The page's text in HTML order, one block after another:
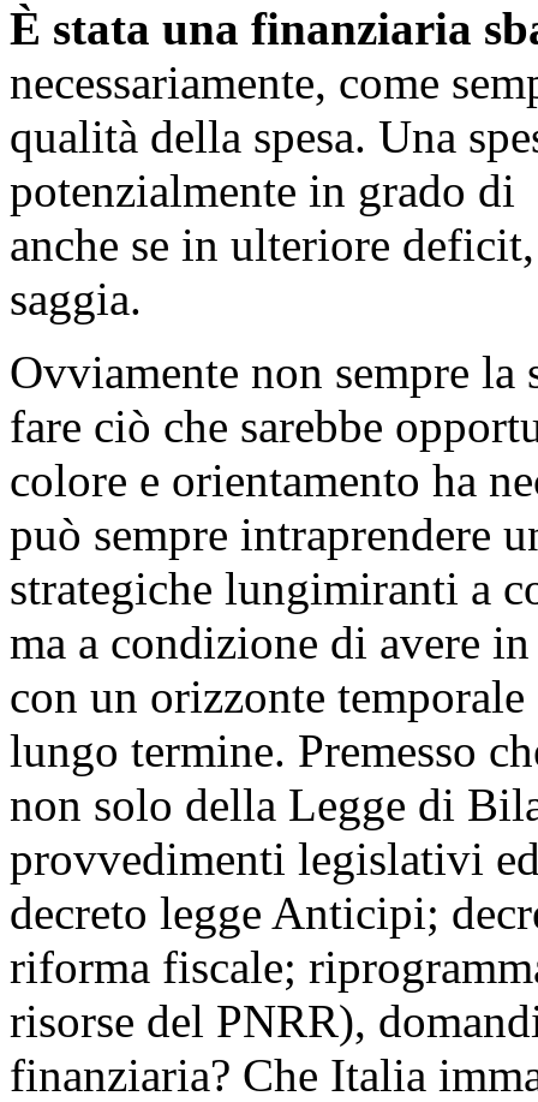
È stata una finanziaria
necessariamente, come
qualità della spesa. Una
potenzialmente in grado
anche se in ulteriore
saggia.
Ovviamente non sempre la
fare ciò che sarebbe
colore e orientamento ha
può sempre intraprendere
strategiche lungimiranti a
ma a condizione di avere
con un orizzonte
lungo termine. Premesso
non solo della Legge di
provvedimenti legislativi
decreto legge Anticipi;
riforma fiscale;
risorse del PNRR),
finanziaria? Che Italia